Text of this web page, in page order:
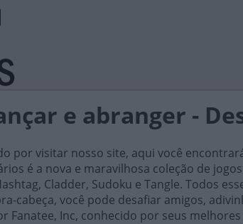
e abranger -
por visitar nosso site, aqui você
é a nova e maravilhosa coleção de
Cladder, Sudoku e Tangle. Todos
cabeça, você pode desafiar amigos,
Fanatee, Inc, conhecido por seus